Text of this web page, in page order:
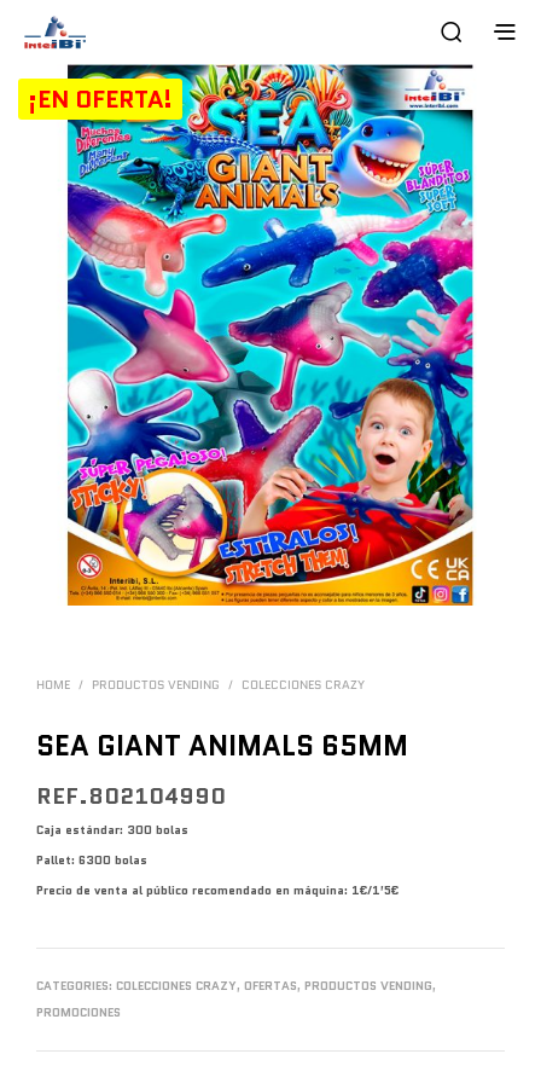
¡EN OFERTA!
HOME / PRODUCTOS VENDING / COLECCIONES CRAZY
SEA GIANT ANIMALS 65MM
REF.802104990
Caja estándar: 300 bolas
Pallet: 6300 bolas
Precio de venta al público recomendado en máquina: 1€/1’5€
CATEGORIES: COLECCIONES CRAZY, OFERTAS, PRODUCTOS VENDING,
PROMOCIONES